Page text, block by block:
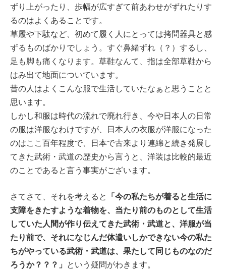
ずり上がったり、歩幅が広すぎて前あわせがずれたりす
るのはよくあることです。
草履や下駄など、初めて履く人にとっては拷問器具と感
ずるものばかりでしょう。すぐ鼻緒ずれ（？）するし、
足も脚も痛くなります。草鞋なんて、指は全部草鞋から
はみ出て地面についています。
昔の人はよくこんな服で生活していたなぁと思うことと
思います。
しかし和服は時代の流れで廃れ行き、今や日本人の日常
の服は洋服なわけですが、日本人の衣服が洋服になった
のはここ百年程度で、日本で古来より連綿と続き発展し
てきた武術・武道の歴史から言うと、洋装は比較的最近
のことであると言う事実がございます。
さてさて、それを考えると 「今の私たちが着ると生活に
支障をきたすような着物を、当たり前のものとして生活
していた人間が作り伝えてきた武術・武道と、洋服が当
たり前で、それになじんだ体遣いしかできない今の私た
ちがやっている武術・武道は、果たして同じものなのだ
ろうか？？？」 という疑問がわきます。